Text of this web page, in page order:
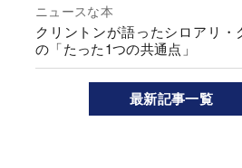
ニュースな本
クリントンが語ったシロアリ・
の「たった1つの共通点」
最新記事一覧